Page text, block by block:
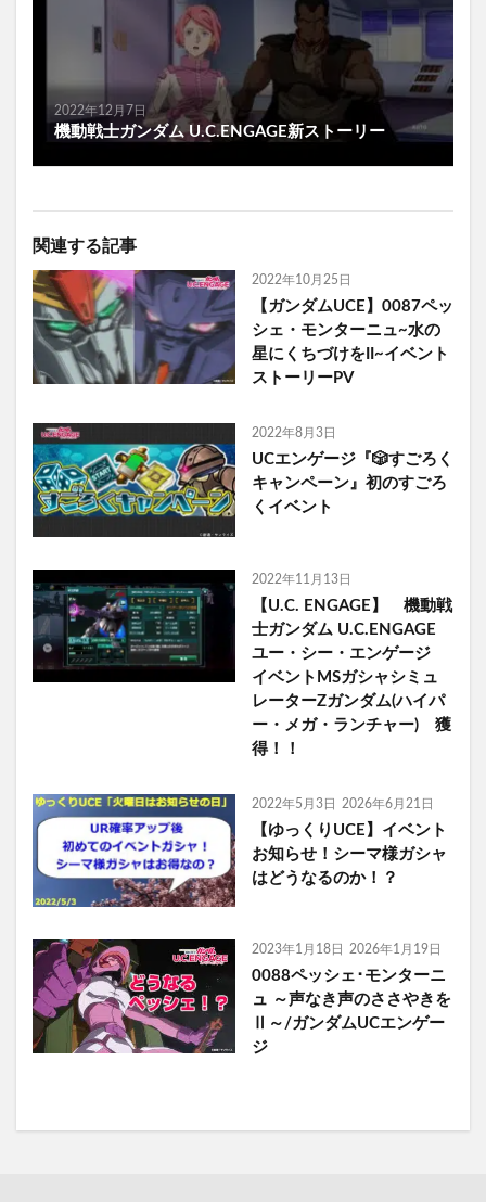
2022年12月7日
機動戦士ガンダム U.C.ENGAGE新ストーリー
関連する記事
2022年10月25日
【ガンダムUCE】0087ペッ
シェ・モンターニュ~水の
星にくちづけをII~イベント
ストーリーPV
2022年8月3日
UCエンゲージ『🎲すごろく
キャンペーン』初のすごろ
くイベント
2022年11月13日
【U.C. ENGAGE】 機動戦
士ガンダム U.C.ENGAGE
ユー・シー・エンゲージ
イベントMSガシャシミュ
レーターZガンダム(ハイパ
ー・メガ・ランチャー) 獲
得！！
2022年5月3日 2026年6月21日
【ゆっくりUCE】イベント
お知らせ！シーマ様ガシャ
はどうなるのか！？
2023年1月18日 2026年1月19日
0088ペッシェ･モンターニ
ュ ～声なき声のささやきを
Ⅱ～/ガンダムUCエンゲー
ジ